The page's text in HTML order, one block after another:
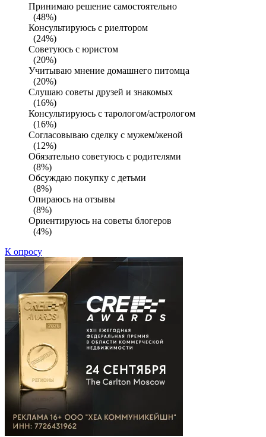
Принимаю решение самостоятельно
(48%)
Консультируюсь с риелтором
(24%)
Советуюсь с юристом
(20%)
Учитываю мнение домашнего питомца
(20%)
Слушаю советы друзей и знакомых
(16%)
Консультируюсь с тарологом/астрологом
(16%)
Согласовываю сделку с мужем/женой
(12%)
Обязательно советуюсь с родителями
(8%)
Обсуждаю покупку с детьми
(8%)
Опираюсь на отзывы
(8%)
Ориентируюсь на советы блогеров
(4%)
К опросу